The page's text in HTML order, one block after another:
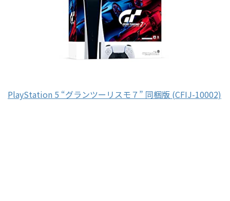
PlayStation 5 “グランツーリスモ７” 同梱版 (CFIJ-10002)